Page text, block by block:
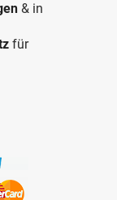
& in
für